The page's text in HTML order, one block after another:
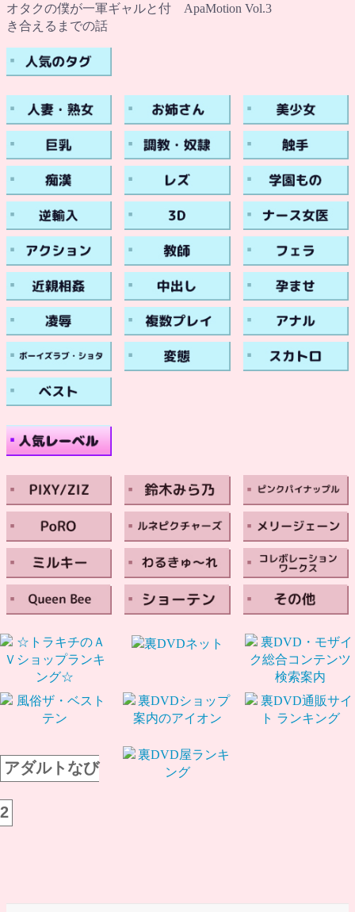
オタクの僕が一軍ギャルと付
き合えるまでの話
ApaMotion Vol.3
アダルトなび
2